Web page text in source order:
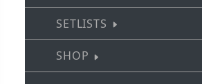
SETLISTS
SHOP